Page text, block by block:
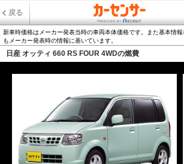
戻る
新車時価格はメーカー発表当時の車両本体価格です。また基本情
もメーカー発表時の情報に基いています。
日産 オッティ 660 RS FOUR 4WDの燃費